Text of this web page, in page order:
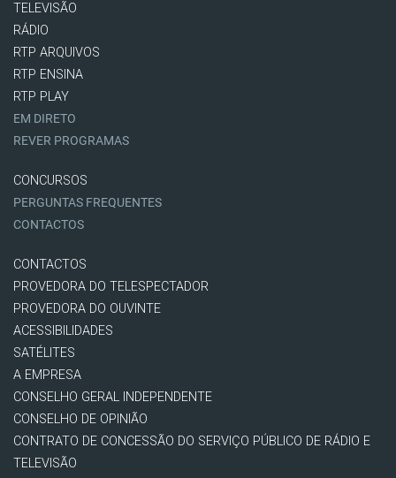
TELEVISÃO
RÁDIO
RTP ARQUIVOS
RTP ENSINA
RTP PLAY
EM DIRETO
REVER PROGRAMAS
CONCURSOS
PERGUNTAS FREQUENTES
CONTACTOS
CONTACTOS
PROVEDORA DO TELESPECTADOR
PROVEDORA DO OUVINTE
ACESSIBILIDADES
SATÉLITES
A EMPRESA
CONSELHO GERAL INDEPENDENTE
CONSELHO DE OPINIÃO
CONTRATO DE CONCESSÃO DO SERVIÇO PÚBLICO DE RÁDIO E
TELEVISÃO